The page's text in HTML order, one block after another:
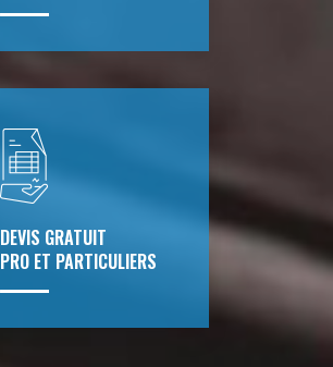
DEVIS GRATUIT
PRO ET PARTICULIERS